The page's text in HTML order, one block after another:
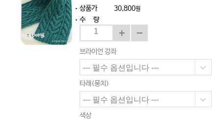
상품가
30,800원
수 량
브라이언 강좌
타래(뭉치)
색상